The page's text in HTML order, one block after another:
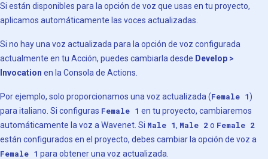
Si están disponibles para la opción de voz que usas en tu proyecto,
aplicamos automáticamente las voces actualizadas.
Si no hay una voz actualizada para la opción de voz configurada
actualmente en tu Acción, puedes cambiarla desde Develop >
Invocation en la Consola de Actions.
Por ejemplo, solo proporcionamos una voz actualizada (Female 1)
para italiano. Si configuras Female 1 en tu proyecto, cambiaremos
automáticamente la voz a Wavenet. Si Male 1, Male 2o Female 2
están configurados en el proyecto, debes cambiar la opción de voz a
Female 1 para obtener una voz actualizada.